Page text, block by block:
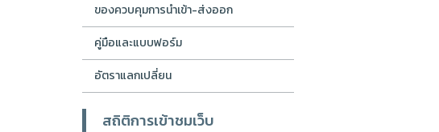
ของควบคุมการนำเข้า-ส่งออก
คู่มือและแบบฟอร์ม
อัตราแลกเปลี่ยน
สถิติการเข้าชมเว็บ